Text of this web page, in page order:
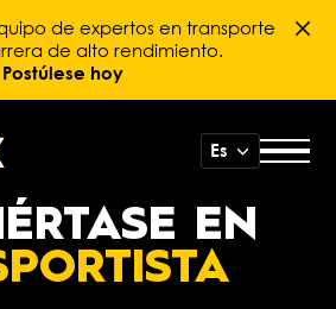
de expertos en transporte
de alto rendimiento.
Postúlese hoy
Es
EN